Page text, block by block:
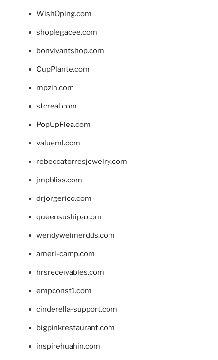
WishOping.com
shoplegacee.com
bonvivantshop.com
CupPlante.com
mpzin.com
stcreal.com
PopUpFlea.com
valueml.com
rebeccatorresjewelry.com
jmpbliss.com
drjorgerico.com
queensushipa.com
wendyweimerdds.com
ameri-camp.com
hrsreceivables.com
empconst1.com
cinderella-support.com
bigpinkrestaurant.com
inspirehuahin.com